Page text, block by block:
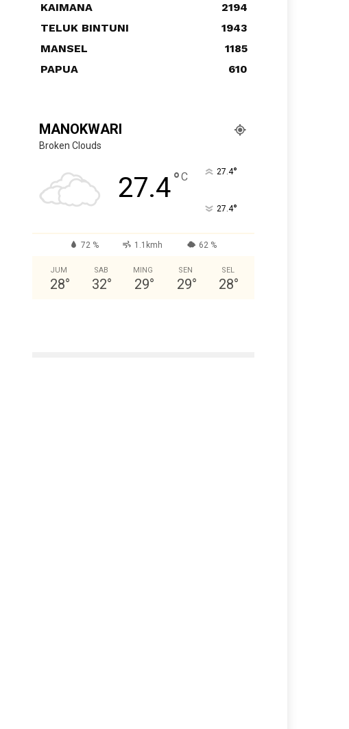
KAIMANA
2194
TELUK BINTUNI
1943
MANSEL
1185
PAPUA
610
MANOKWARI
Broken Clouds
27.4°C 27.4°
27.4°
72 % 1.1kmh 62 %
JUM
28°
SAB
32°
MING
29°
SEN
29°
SEL
28°